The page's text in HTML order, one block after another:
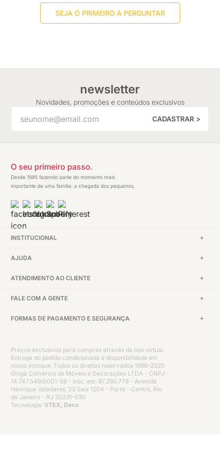
SEJA O PRIMEIRO A PERGUNTAR
newsletter
Novidades, promoções e conteúdos exclusivos
CADASTRAR >
O seu primeiro passo.
Desde 1985 fazendo parte do momento mais
importante de uma família: a chegada dos pequenos.
INSTITUCIONAL
AJUDA
ATENDIMENTO AO CLIENTE
FALE COM A GENTE
FORMAS DE PAGAMENTO E SEGURANÇA
Preços exclusivos para compras através da loja virtual.
Entrega do pedido condicionada a disponibilidade em
nosso estoque. Todos os direitos reservados 1996-2020
Ginga Comércio de Móveis e Decorações LTDA - CNPJ:
14.747.549/0001-59 - Insc. est: 87.290.778 - Avenida
Henrique Valadares, 23 Sala 1204 - Parte - Centro, Rio
de Janeiro - RJ 20231-030
Tecnologia: VTEX, Deco